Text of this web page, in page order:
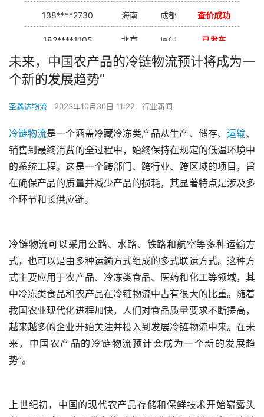
138****2730 海南 成都 查价成功
182****1105 北京 厦门 已发车
138****7926 重庆 合肥 等待发车
未来，中国农产品的冷链物流预计将成为一
个新的发展趋势”
圣鑫达物流 2023年10月30日 11:22 行业新闻
冷链物流是一个涵盖冷藏冷冻类产品从生产、储存、 运输、
销售到最终消费的全过程中，始终保持在规定的低温环境中
的系统工程。这是一个跨部门、跨行业、跨区域的项目，旨
在确保产品的质量并减少产品的损耗，其显著特点是涉及多
个环节和长供应链。
冷链物流可以采用公路、水路、铁路和航空等多种运输方
式，也可以是由多种运输方式组成的多式联运方式。这种方
式主要应用于农产品、冷冻类食品、医药和化工等领域，其
中冷冻类食品和农产品在冷链物流中占有很大的比重。随着
我国农业现代化进程加快，人们对食品质量要求不断提高，
越来越多的企业开始关注并投入到发展冷链物流中来。在未
来，中国农产品的冷链物流预计会成为一个新的发展趋
势”。
上世纪初，中国的现代农产品存储和保鲜技术开始崭露头